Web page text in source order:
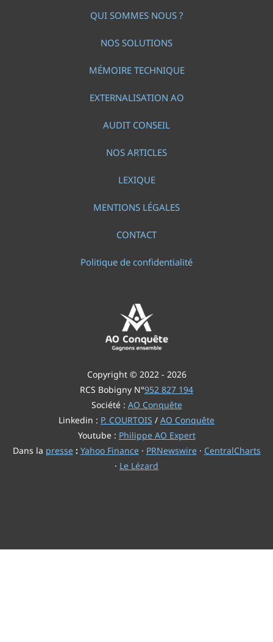
QUI SOMMES NOUS ?
NOS SOLUTIONS
MÉMOIRE TECHNIQUE
EXTERNALISATION AO
AUDIT CONSEIL
NOS ARTICLES
LEXIQUE
MENTIONS LÉGALES
CONTACT
Politique de confidentialité
Copyright © 2022 - 2026
RCS Bobigny N°952 827 194
Société : AO Conquête
Linkedin : P. COURTOIS / AO Conquête
Youtube : Philippe AO Expert
Dans la presse: Yahoo Finance· PRNewswire· CentralCharts
· Le Lézard